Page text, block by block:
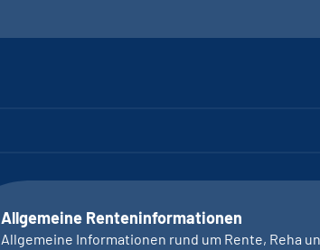
Allgemeine Renteninformationen
Allgemeine Informationen rund um Rente, Reha